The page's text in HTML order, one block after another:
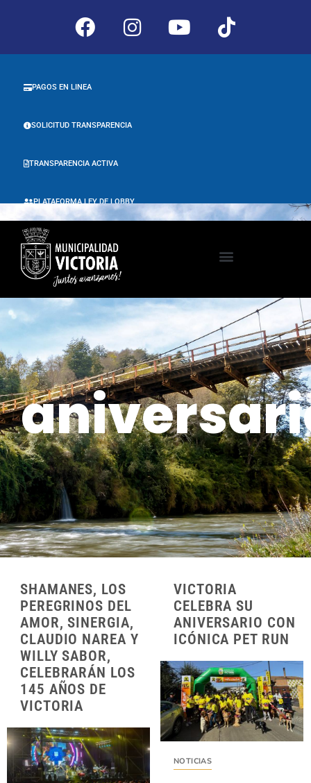
PLATAFORMA LEY DE LOBBY
TRANSPARENCIA ACTIVA
SOLICITUD TRANSPARENCIA
PAGOS EN LINEA
SHAMANES, LOS
PEREGRINOS DEL
AMOR, SINERGIA,
CLAUDIO NAREA Y
WILLY SABOR,
CELEBRARÁN LOS
145 AÑOS DE
VICTORIA
VICTORIA
CELEBRA SU
ANIVERSARIO CON
ICÓNICA PET RUN
NOTICIAS